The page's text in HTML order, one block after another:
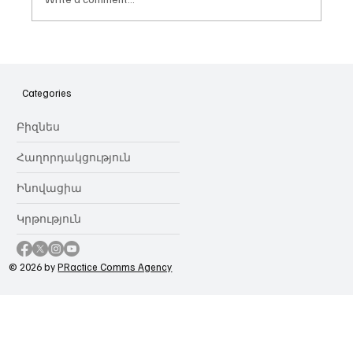
նվիրում որոշում
Categories
Բիզնես
Հաղորդակցություն
Ինովացիա
Կրթություն
© 2026 byPRactice Comms Agency